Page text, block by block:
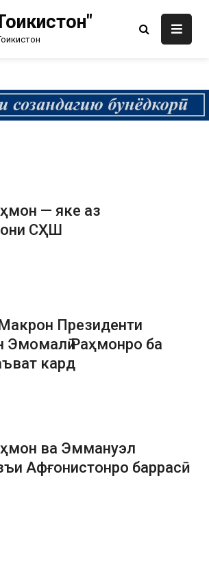
— яке аз
СҲШ
Президенти
Эмомалӣ Раҳмонро ба
кард
ва Эммануэл
Афғонистонро баррасӣ